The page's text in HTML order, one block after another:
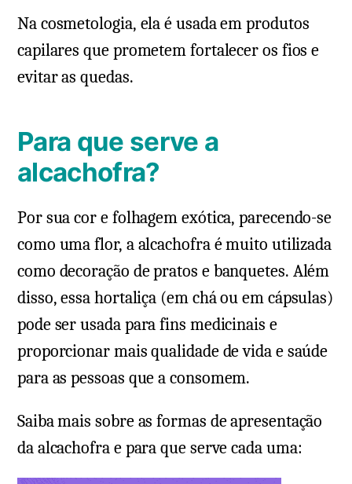
Na cosmetologia, ela é usada em produtos
capilares que prometem fortalecer os fios e
evitar as quedas.
Para que serve a
alcachofra?
Por sua cor e folhagem exótica, parecendo-se
como uma flor, a alcachofra é muito utilizada
como decoração de pratos e banquetes. Além
disso, essa hortaliça (em chá ou em cápsulas)
pode ser usada para fins medicinais e
proporcionar mais qualidade de vida e saúde
para as pessoas que a consomem.
Saiba mais sobre as formas de apresentação
da alcachofra e para que serve cada uma: